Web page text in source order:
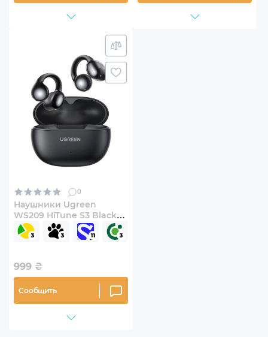
0
Наушники Ugreen
WS209 HiTune S3 Black
(UGR-45785)
999 ₴
Сообщить